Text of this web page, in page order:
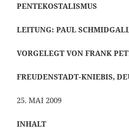
PENTEKOSTALISMUS
LEITUNG: PAUL
VORGELEGT VON FRANK
FREUDENSTADT-KNIEBIS,
25. MAI 2009
INHALT